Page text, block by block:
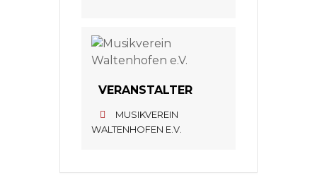
VERANSTALTER
MUSIKVEREIN
WALTENHOFEN E.V.